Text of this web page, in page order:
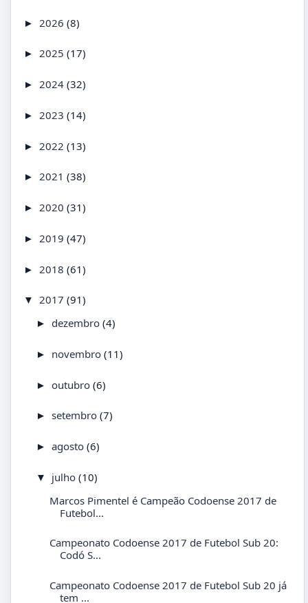
► 2026 (8)
► 2025 (17)
► 2024 (32)
► 2023 (14)
► 2022 (13)
► 2021 (38)
► 2020 (31)
► 2019 (47)
► 2018 (61)
▼ 2017 (91)
► dezembro (4)
► novembro (11)
► outubro (6)
► setembro (7)
► agosto (6)
▼ julho (10)
Marcos Pimentel é Campeão Codoense 2017 de
Futebol...
Campeonato Codoense 2017 de Futebol Sub 20:
Codó S...
Campeonato Codoense 2017 de Futebol Sub 20 já
tem ...